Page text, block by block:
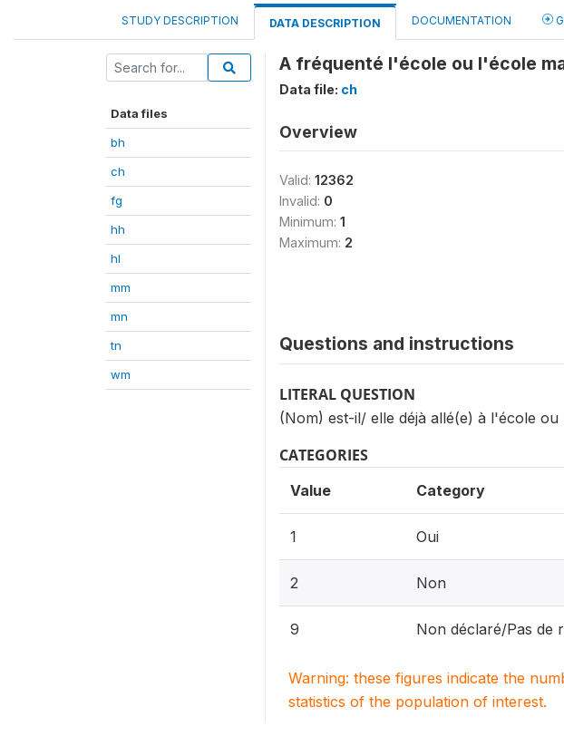
STUDY DESCRIPTION DATA DESCRIPTION DOCUMENTATION
Data files
bh
ch
fg
hh
hl
mm
mn
tn
wm
A fréquenté l'école ou l'école
Data file: ch
Overview
Valid: 12362
Invalid: 0
Minimum: 1
Maximum: 2
Questions and instructions
LITERAL QUESTION
(Nom) est-il/ elle déjà allé(e) à l'école
CATEGORIES
Value Category
1 Oui
2 Non
9 Non déclaré/Pas de
Warning: these figures indicate the
statistics of the population of interest.